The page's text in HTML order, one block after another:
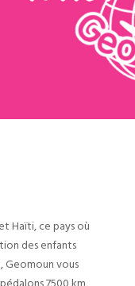
Haïti, ce pays où
des enfants
Geomoun vous
7500 km